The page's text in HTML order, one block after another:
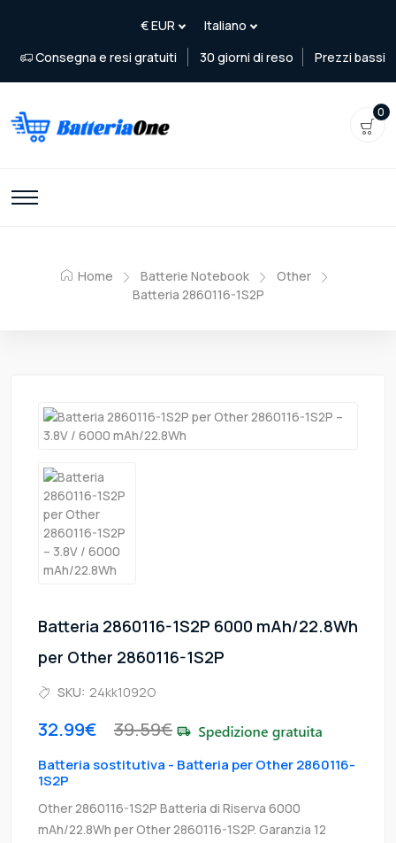
Consegna e resi gratuiti 30 giorni di reso Prezzi bassi
0
Home Batterie Notebook
Other
Batteria 2860116-1S2P
Batteria 2860116-1S2P 6000 mAh/22.8Wh
per Other 2860116-1S2P
SKU: 24kk1092O
32.99€ 39.59€
Batteria sostitutiva - Batteria per Other 2860116-
1S2P
Other 2860116-1S2P Batteria di Riserva 6000
mAh/22.8Wh per Other 2860116-1S2P. Garanzia 12